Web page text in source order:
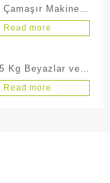
Makinesi
400 ml
Read more
Kg Beyazlar ve
Renkliler İçin
Read more